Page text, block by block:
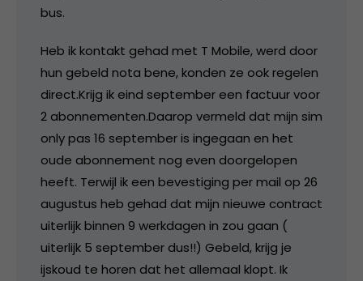
bus.
Heb ik kontakt gehad met T Mobile, werd door
hun gebeld nota bene, konden ze ook regelen
direct.Krijg ik eind september een factuur voor
2 abonnementen.Daarop vermeld dat mijn sim
only pas 16 september is ingegaan en het
oude abonnement nog even doorgelopen
heeft. Terwijl ik een bevestiging per mail op 26
augustus heb gehad dat mijn nieuwe contract
uiterlijk binnen 9 werkdagen in zou gaan (
uiterlijk 5 september dus!!) Gebeld, krijg je
ijskoud te horen dat het allemaal klopt. Ik